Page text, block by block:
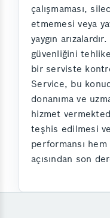
çalışmaması,
etmemesi veya
yaygın
güvenliğini
bir serviste
Service, bu
donanıma ve
hizmet
teşhis edilmesi ve
performansı
açısından son